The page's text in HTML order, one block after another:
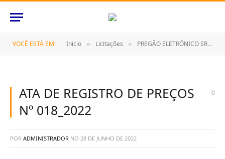
VOCÊ ESTÁ EM: Inicio » Licitações » PREGÃO ELETRÔNICO SRP Nº 014/2022 (CONTRATAÇÃO DE EMPRESA ESPECIALIZADA PARA PRESTAÇÃO DE SERVIÇOS DE RECAPAGEM DE PNEUS DE MÁQUINAS PESADAS)
ATA DE REGISTRO DE PREÇOS
Nº 018_2022
0
POR ADMINISTRADOR NO 28 DE JUNHO DE 2022